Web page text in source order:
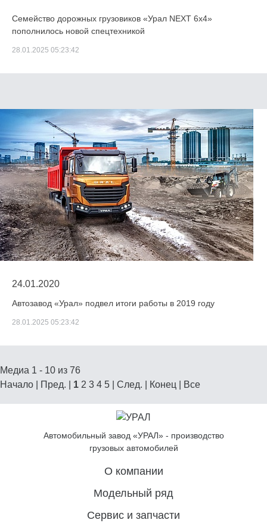
Семейство дорожных грузовиков «Урал NEXT 6х4»
пополнилось новой спецтехникой
28.01.2025 05:23:42
24.01.2020
Автозавод «Урал» подвел итоги работы в 2019 году
28.01.2025 05:23:42
Медиа 1 - 10 из 76
Начало | Пред. | 1 2 3 4 5 След. Конец Все
Модельный ряд
О компании
Сервис и запчасти
Автомобильный завод «УРАЛ» - производство
грузовых автомобилей